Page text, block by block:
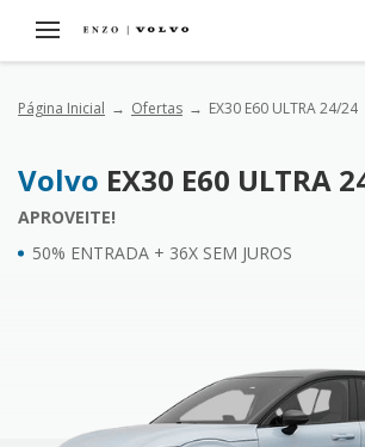
Página Inicial Ofertas EX30 E60 ULTRA 24/24
Volvo EX30 E60 ULTRA
APROVEITE!
50% ENTRADA + 36X SEM JUROS